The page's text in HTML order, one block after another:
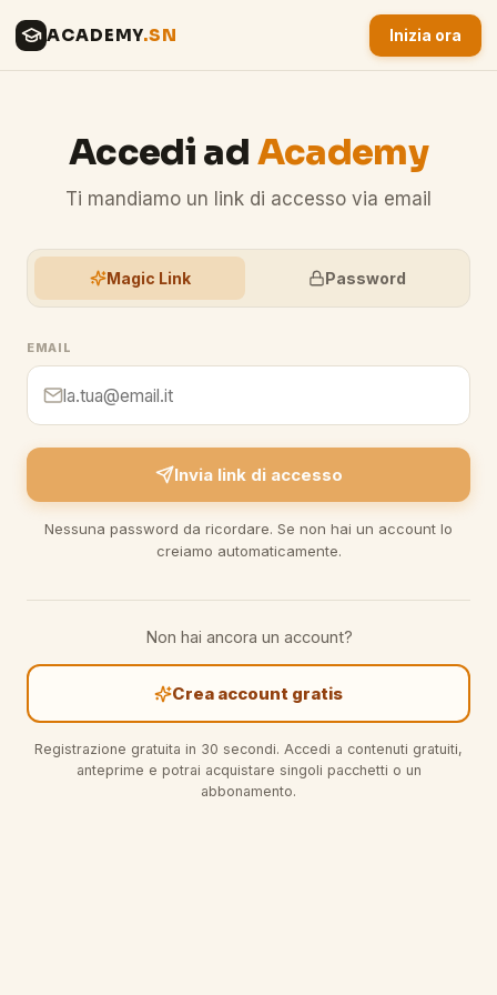
ACADEMY.SN Inizia ora
Accedi ad Academy
Ti mandiamo un link di accesso via email
Magic Link Password
EMAIL
Invia link di accesso
Nessuna password da ricordare. Se non hai un account lo
creiamo automaticamente.
Non hai ancora un account?
Crea account gratis
Registrazione gratuita in 30 secondi. Accedi a contenuti gratuiti,
anteprime e potrai acquistare singoli pacchetti o un
abbonamento.